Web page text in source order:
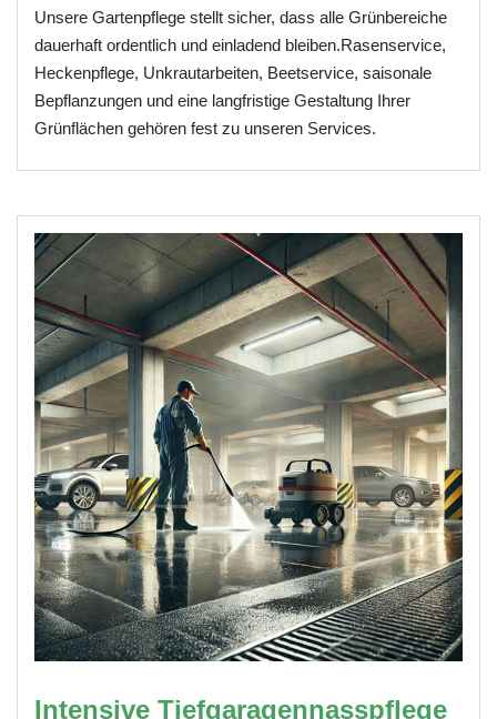
Unsere Gartenpflege stellt sicher, dass alle Grünbereiche
dauerhaft ordentlich und einladend bleiben.Rasenservice,
Heckenpflege, Unkrautarbeiten, Beetservice, saisonale
Bepflanzungen und eine langfristige Gestaltung Ihrer
Grünflächen gehören fest zu unseren Services.
Intensive Tiefgaragennasspflege